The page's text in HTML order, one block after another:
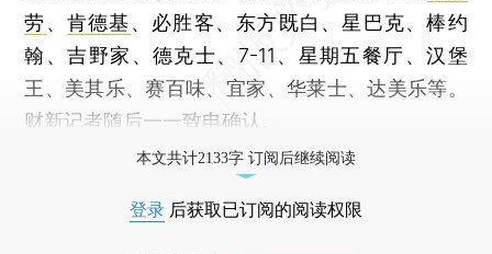
劳 、 肯德基 、必胜客、东方既白、星巴克、棒约
翰、吉野家、德克士、7-11、星期五餐厅、汉堡
王、美其乐、赛百味、宜家、华莱士、达美乐等。
财新记者随后一一致电确认。
本文共计2133字 订阅后继续阅读
登录 后获取已订阅的阅读权限